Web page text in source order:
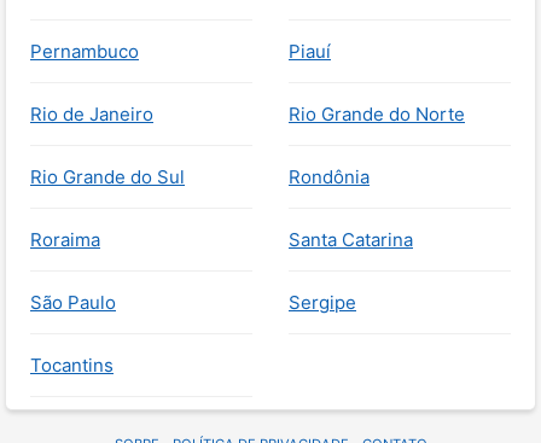
Pernambuco Piauí
Rio de Janeiro Rio Grande do Norte
Rio Grande do Sul Rondônia
Roraima Santa Catarina
São Paulo Sergipe
Tocantins